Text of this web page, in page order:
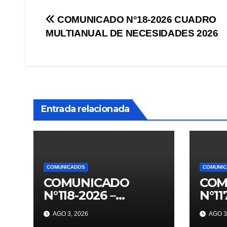
Navegación
COMUNICADO N°18-2026 CUADRO
MULTIANUAL DE NECESIDADES 2026
Entrada relacionada
COMUNICADOS
COMUNICADO
N°118-2026 –
PROCESO DE
CONTRATO
AGO 3, 2026 AGO